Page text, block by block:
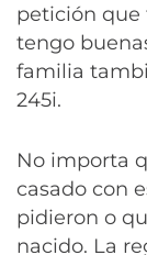
petición que
tengo
familia
245i.
No importa
casado con
pidieron o
nacido. La